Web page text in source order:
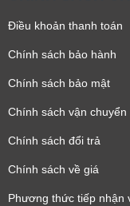
Điều khoản thanh toán
Chính sách bảo hành
Chính sách bảo mật
Chính sách vận chuyển
Chính sách đổi trả
Chính sách về giá
Phương thức tiếp nhận